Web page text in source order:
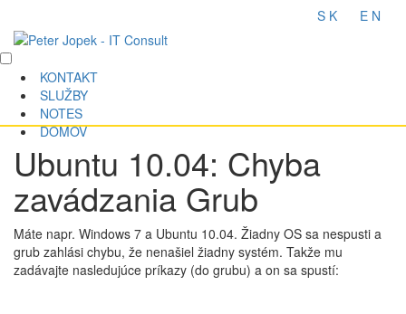
S K E N
KONTAKT
SLUŽBY
NOTES
DOMOV
Ubuntu 10.04: Chyba
zavádzania Grub
Máte napr. Windows 7 a Ubuntu 10.04. Žiadny OS sa nespusti a
grub zahlási chybu, že nenašiel žiadny systém. Takže mu
zadávajte nasledujúce príkazy (do grubu) a on sa spustí: